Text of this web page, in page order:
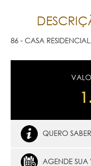
86 - CASA RESIDENCIAL,
QUERO
AGENDE SUA